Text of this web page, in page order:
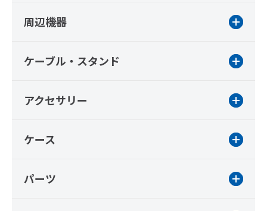
周辺機器
ケーブル・スタンド
アクセサリー
ケース
パーツ